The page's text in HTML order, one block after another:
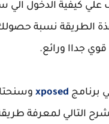
كيفية الدخول الي
الطريقة نسبة
جداا ورائع.
برنامج xposed
التالي لمعرفة